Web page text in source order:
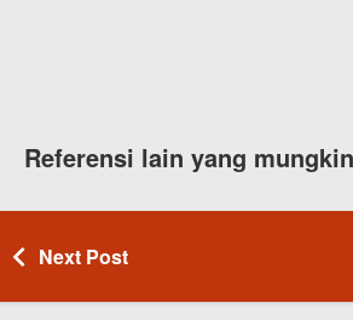
Referensi lain yang
Next Post